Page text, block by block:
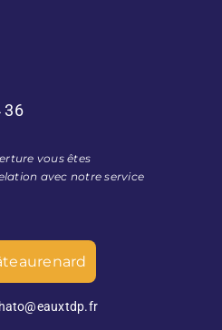
36
vous êtes
avec notre service